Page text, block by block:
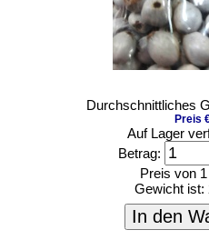
Durchschnittliches
Preis
Auf Lager
Betrag:
Preis von
Gewicht ist:
In den